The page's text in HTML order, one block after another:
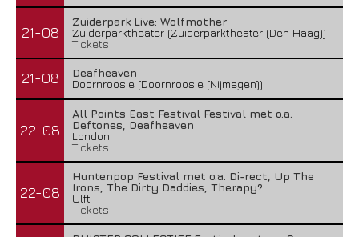
21-08
Zuiderpark Live: Wolfmother
Zuiderparktheater (Zuiderparktheater (Den Haag))
Tickets
21-08
Deafheaven
Doornroosje (Doornroosje (Nijmegen))
22-08
All Points East Festival Festival met o.a.
Deftones, Deafheaven
London
Tickets
22-08
Huntenpop Festival met o.a. Di-rect, Up The
Irons, The Dirty Daddies, Therapy?
Ulft
Tickets